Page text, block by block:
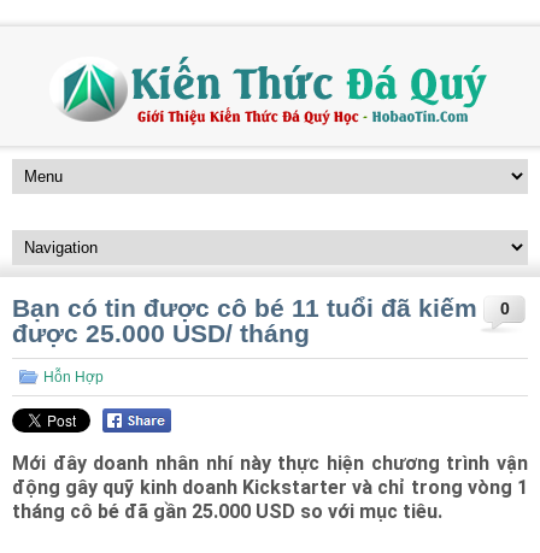
0
Bạn có tin được cô bé 11 tuổi đã kiếm
được 25.000 USD/ tháng
Hỗn Hợp
Mới đây doanh nhân nhí này thực hiện chương trình vận
động gây quỹ kinh doanh Kickstarter và chỉ trong vòng 1
tháng cô bé đã gần 25.000 USD so với mục tiêu.